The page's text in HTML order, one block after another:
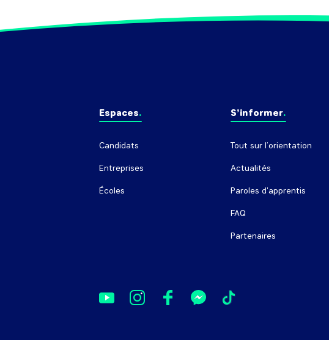
Espaces
Candidats
Entreprises
Écoles
S’informer
Tout sur l’orientation
Actualités
Paroles d'apprentis
FAQ
Partenaires